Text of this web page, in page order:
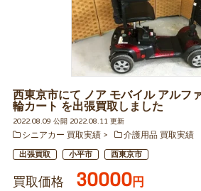
西東京市にて ノア モバイル アルフ
輪カート を出張買取しました
2022.08.09 公開 2022.08.11 更新
シニアカー 買取実績
介護用品 買取実績
出張買取 小平市 西東京市
買取価格 30000円